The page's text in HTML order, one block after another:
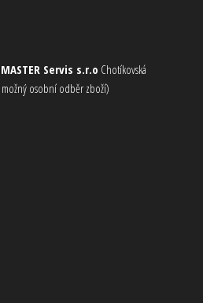
Servis s.r.o Chotíkovská
osobní odběr zboží)